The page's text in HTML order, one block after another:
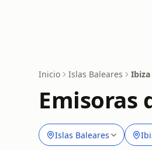
Inicio Islas Baleares Ibiza
Emisoras
Islas Baleares